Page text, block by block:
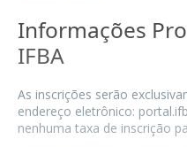
Informações
IFBA
As inscrições serão
endereço eletrônico:
nenhuma taxa de inscrição